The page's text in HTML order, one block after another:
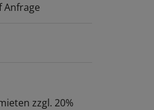
Anfrage
zzgl. 20%